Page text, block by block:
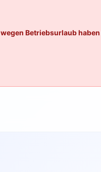
wegen Betriebsurlaub